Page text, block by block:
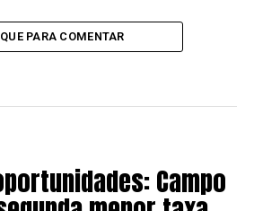
PARA COMENTAR
Campo